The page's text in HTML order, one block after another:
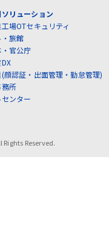
リューション
場OTセキュリティ
旅館
官公庁
顔認証・出面管理・勤怠管理)
所
ンター
Rights Reserved.